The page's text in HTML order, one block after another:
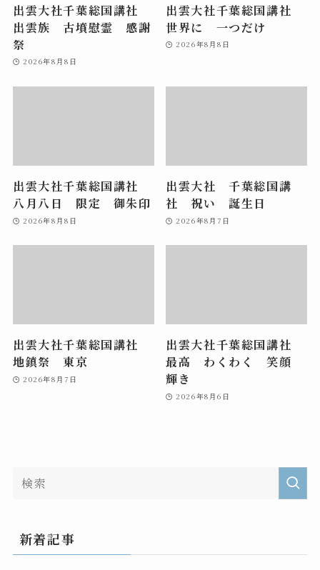
出雲大社千葉総国講社
出雲族 古墳慰霊 感謝
祭
2026年8月8日
出雲大社千葉総国講社
世界に 一つだけ
2026年8月8日
出雲大社千葉総国講社
八月八日 限定 御朱印
2026年8月8日
出雲大社 千葉総国講
社 祝い 誕生日
2026年8月7日
出雲大社千葉総国講社
地鎮祭 東京
2026年8月7日
出雲大社千葉総国講社
最高 わくわく 笑顔
輝き
2026年8月6日
新着記事